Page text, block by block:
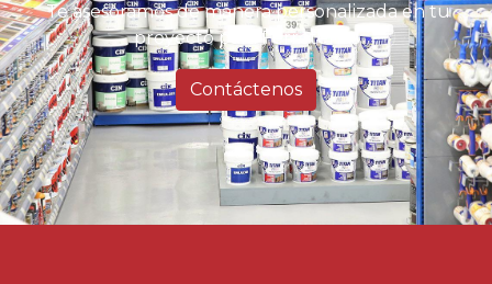
Te asesoramos de manera personalizada en tu
proyecto para Ferreterías
Contáctenos